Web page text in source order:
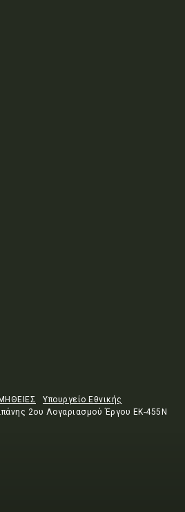
Υπουργείο Εθνικής
2ου Λογαριασμού Έργου ΕΚ-455Ν